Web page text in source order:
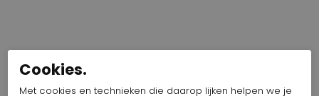
Cookies.
Met cookies en technieken die daarop lijken helpen we je